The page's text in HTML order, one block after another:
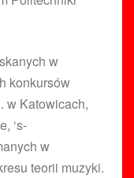
w
konkursów
w Katowicach,
‘s-
w
teorii muzyki.